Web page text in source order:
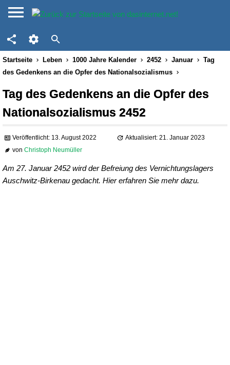
Startseite Leben 1000 Jahre Kalender 2452 Januar
Tag
des Gedenkens an die Opfer des Nationalsozialismus
Tag des Gedenkens an die Opfer des
Nationalsozialismus 2452
Veröffentlicht: 13. August 2022
Aktualisiert: 21. Januar 2023
vonChristoph Neumüller
Am 27. Januar 2452 wird der Befreiung des Vernichtungslagers
Auschwitz-Birkenau gedacht. Hier erfahren Sie mehr dazu.